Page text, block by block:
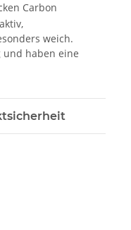
Carbon
weich.
und haben eine